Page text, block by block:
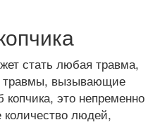
стать любая травма,
травмы, вызывающие
это непременно
людей,